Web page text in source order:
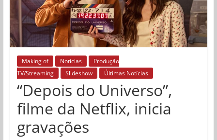
Making of Notícias
Produção
TV/Streaming
Slideshow Últimas Notícias
“Depois do Universo”,
filme da Netflix, inicia
gravações